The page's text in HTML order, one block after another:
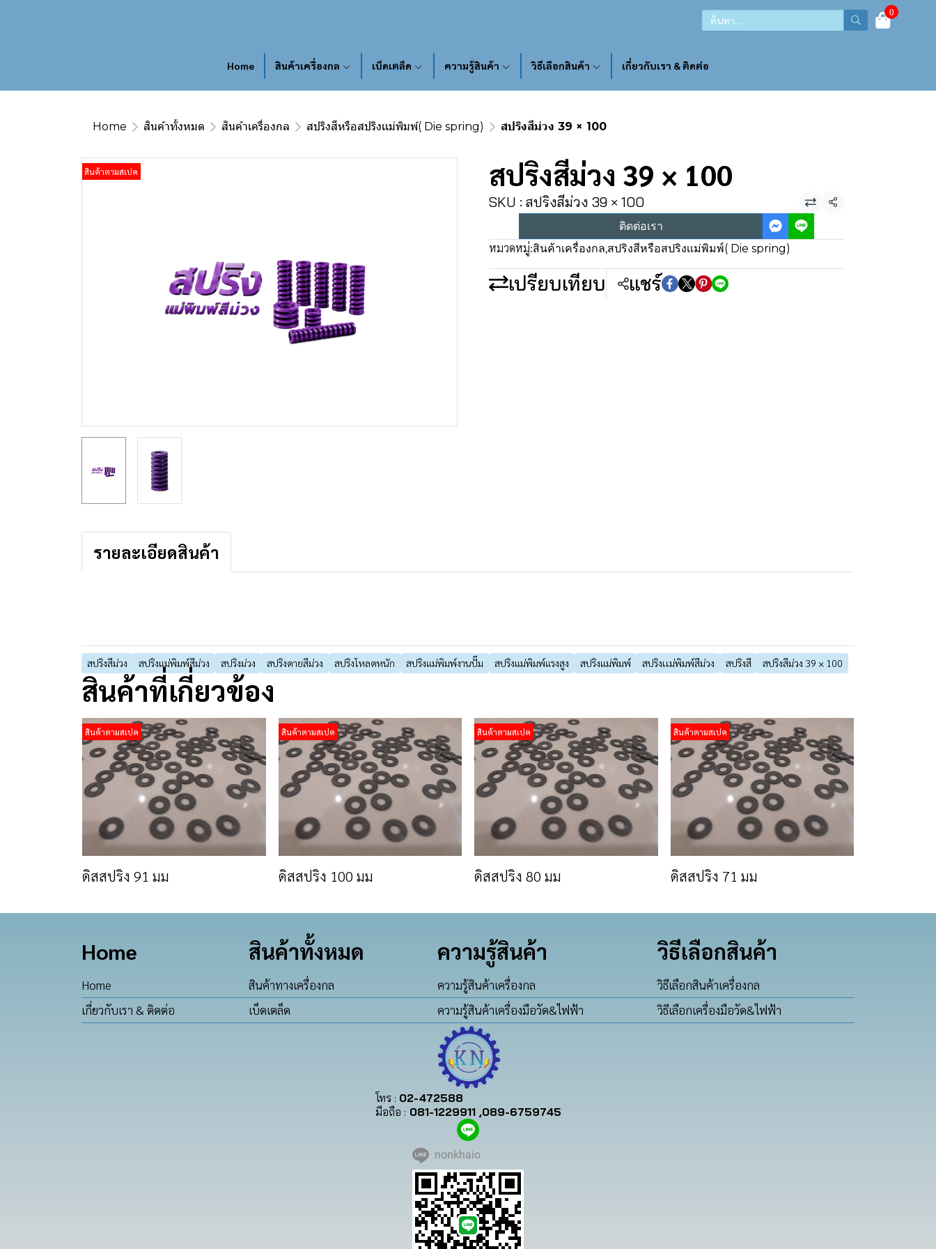
0
Home สินค้าเครื่องกล เบ็ดเตล็ด ความรู้สินค้า วิธีเลือกสินค้า เกี่ยวกับเรา & ติดต่อ
Home สินค้าทั้งหมด สินค้าเครื่องกล สปริงสีหรือสปริงเเม่พิมพ์( Die spring) สปริงสีม่วง 39 × 100
สินค้าตามสเปค สปริงสีม่วง 39 × 100
SKU : สปริงสีม่วง 39 × 100
แชร์
ติดต่อเรา
หมวดหมู่:สินค้าเครื่องกล,สปริงสีหรือสปริงเเม่พิมพ์( Die spring)
เปรียบเทียบ แชร์
รายละเอียดสินค้า
สปริงสีม่วง สปริงแม่พิมพ์สีม่วง สปริงม่วง สปริงดายสีม่วง สปริงโหลดหนัก สปริงแม่พิมพ์งานปั๊ม สปริงแม่พิมพ์แรงสูง สปริงแม่พิมพ์ สปริงเเม่พิมพ์สีม่วง สปริงสี สปริงสีม่วง 39 × 100
สินค้าที่เกี่ยวข้อง
สินค้าตามสเปค
ดิสสปริง 91 มม
สินค้าตามสเปค
ดิสสปริง 100 มม
สินค้าตามสเปค
ดิสสปริง 80 มม
สินค้าตามสเปค
ดิสสปริง 71 มม
Home
Home
เกี่ยวกับเรา & ติดต่อ
สินค้าทั้งหมด
สินค้าทางเครื่องกล
เบ็ดเตล็ด
ความรู้สินค้า
ความรู้สินค้าเครื่องกล
ความรู้สินค้าเครื่องมือวัด&ไฟฟ้า
วิธีเลือกสินค้า
วิธีเลือกสินค้าเครื่องกล
วิธีเลือกเครื่องมือวัด&ไฟฟ้า
โทร : 02-472588
มือถือ : 081-1229911 ,089-6759745
nonkhaio